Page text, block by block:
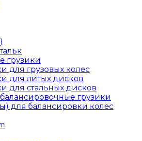
грузики
для грузовых колес
для литых дисков
для стальных дисков
грузики
для балансировки колес